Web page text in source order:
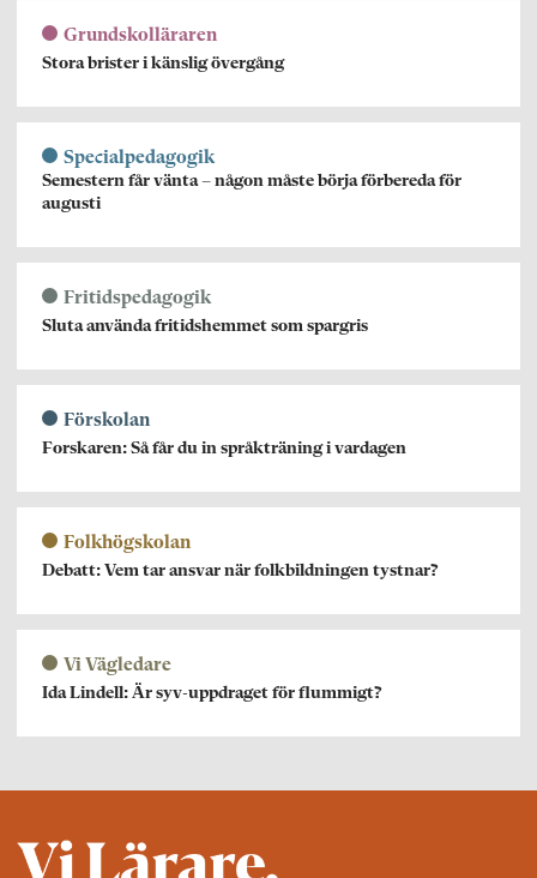
Grundskolläraren
Stora brister i känslig övergång
Specialpedagogik
Semestern får vänta – någon måste börja förbereda för
augusti
Fritidspedagogik
Sluta använda fritidshemmet som spargris
Förskolan
Forskaren: Så får du in språkträning i vardagen
Folkhögskolan
Debatt: Vem tar ansvar när folkbildningen tystnar?
Vi Vägledare
Ida Lindell: Är syv-uppdraget för flummigt?